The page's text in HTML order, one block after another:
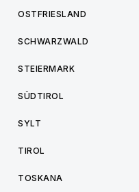
OSTFRIESLAND
SCHWARZWALD
STEIERMARK
SÜDTIROL
SYLT
TIROL
TOSKANA